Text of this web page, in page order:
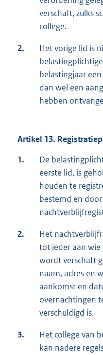
verschaft, zulks
college.
2.
Het vorige lid is
belastingjaar
dan wel een
hebben
Artikel 13.
1.
De
eerste lid, is
houden te
bestemd en
2.
Het
tot ieder aan
wordt verschaft
naam, adres en
aankomst en
overnachtingen
verschuldigd is.
3.
Het college van
kan nadere